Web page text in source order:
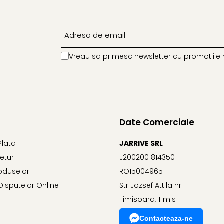
Vreau sa primesc newsletter cu
Online
Date Comerciale
JARRIVE SRL
J2002001814350
RO15004965
Str Jozsef Attila nr.1
Timisoara, Timis
Contacteaza-ne